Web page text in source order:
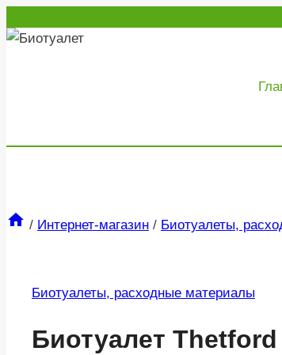
к
/ Интернет-магазин / Биотуалеты,
Биотуалеты, расходные материалы
Биотуалет